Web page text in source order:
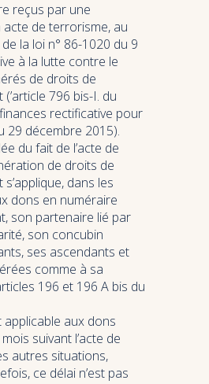
reçus par une
acte de terrorisme, au
la loi n° 86-1020 du 9
à la lutte contre le
de droits de
796 bis-I. du
rectificative pour
29 décembre 2015).
du fait de l’acte de
de droits de
dans les
dons en numéraire
son partenaire lié par
son concubin
ses ascendants et
comme à sa
196 et 196 A bis du
aux dons
suivant l’acte de
autres situations,
ce délai n’est pas